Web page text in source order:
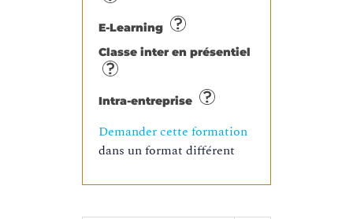
E-Learning
Classe inter en présentiel
Intra-entreprise
Demander cette formation
dans un format différent